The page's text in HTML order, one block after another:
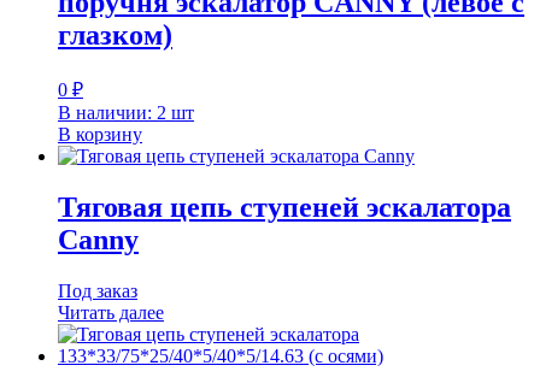
глазком)
0 ₽
В наличии: 2 шт
В корзину
Тяговая цепь ступеней эскалатора
Canny
Под заказ
Читать далее